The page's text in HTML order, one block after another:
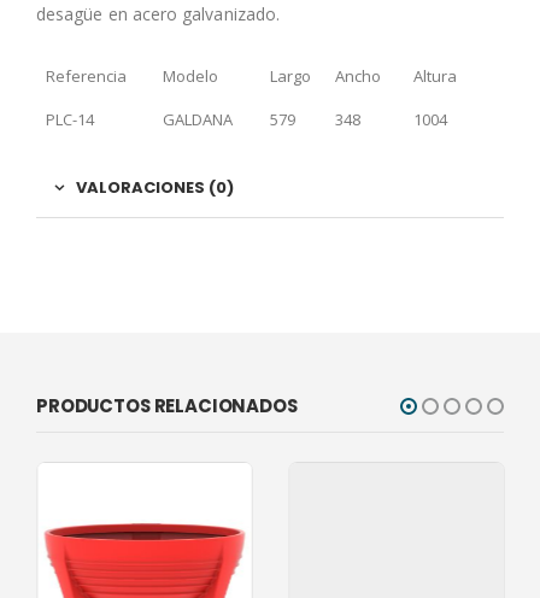
desagüe en acero galvanizado.
Referencia Modelo Largo Ancho
Altura
PLC-14
GALDANA 579 348 1004
VALORACIONES (0)
PRODUCTOS RELACIONADOS